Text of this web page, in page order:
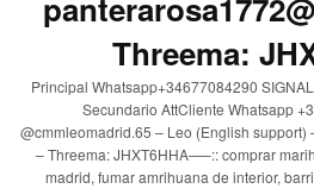
Threema:
Principal Whatsapp+34677084290
Secundario AttCliente Whatsapp
@cmmleomadrid.65 – Leo (English
– Threema: JHXT6HHA—–:: comprar
madrid, fumar amrihuana de interior,